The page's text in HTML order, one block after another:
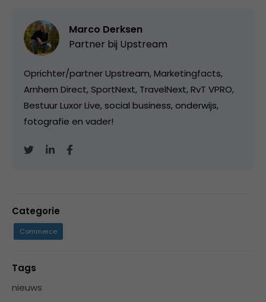
Marco Derksen
Partner bij Upstream
Oprichter/partner Upstream, Marketingfacts,
Arnhem Direct, SportNext, TravelNext, RvT VPRO,
Bestuur Luxor Live, social business, onderwijs,
fotografie en vader!
Categorie
Commerce
Tags
nieuws